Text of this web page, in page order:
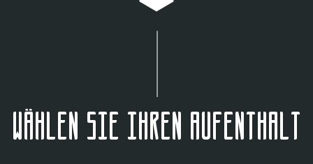
Wählen Sie Ihren Aufenthalt